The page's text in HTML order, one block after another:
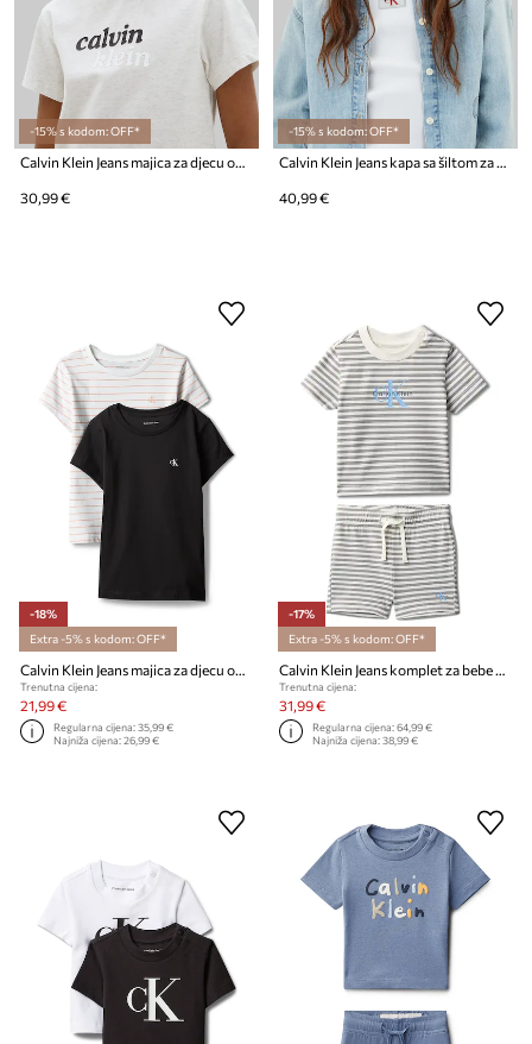
-15% s kodom: OFF*
Calvin Klein Jeans majica za djecu od pamuka
30,99 €
-15% s kodom: OFF*
Calvin Klein Jeans kapa sa šiltom za djecu traper
40,99 €
-18%
Extra -5% s kodom: OFF*
Calvin Klein Jeans majica za djecu od pamuka 2-pack
Trenutna cijena:
21,99 €
Regularna cijena:35,99 €
Najniža cijena:26,99 €
-17%
Extra -5% s kodom: OFF*
Calvin Klein Jeans komplet za bebe od pamuka
Trenutna cijena:
31,99 €
Regularna cijena:64,99 €
Najniža cijena:38,99 €